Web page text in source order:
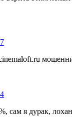
сам я дурак,